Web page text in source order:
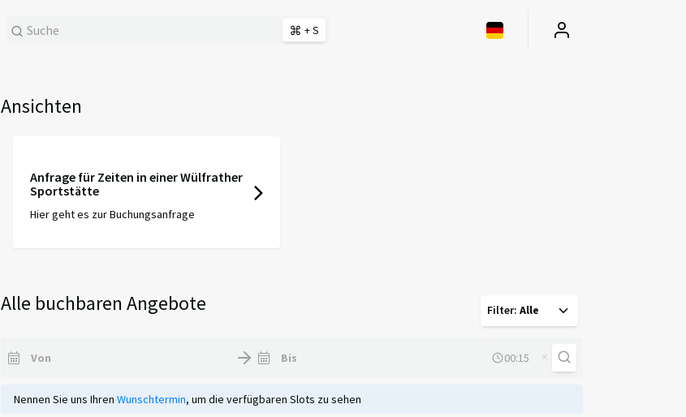
+ S
Ansichten
Anfrage für Zeiten in einer Wülfrather
Sportstätte
Hier geht es zur Buchungsanfrage
Alle buchbaren Angebote Filter: Alle
×
Nennen Sie uns IhrenWunschtermin, um die verfügbaren Slots zu sehen